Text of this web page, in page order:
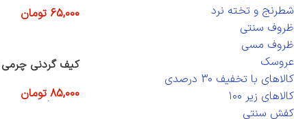
شطرنج و تخته نرد
ظروف سنتی
ظروف مسی
عروسک
کالاهای با تخفیف 30 درصدی
کالاهای زیر ۱۰۰
کفش سنتی
65,000 تومان
کیف گردنی چرمی 6*7
85,000 تومان